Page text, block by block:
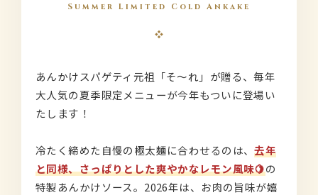
Summer Limited Cold Ankake
あんかけスパゲティ元祖「そ〜れ」が贈る、毎年
大人気の夏季限定メニューが今年もついに登場い
たします！
冷たく締めた自慢の極太麺に合わせるのは、去年
と同様、さっぱりとした爽やかなレモン風味🍋の
特製あんかけソース。2026年は、お肉の旨味が嬉